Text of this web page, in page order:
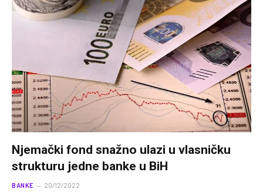
Njemački fond snažno ulazi u vlasničku
strukturu jedne banke u BiH
BANKE 20/12/2022